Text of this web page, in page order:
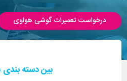
درخواست تعمیرات گوشی هواوی
بین دسته بندی